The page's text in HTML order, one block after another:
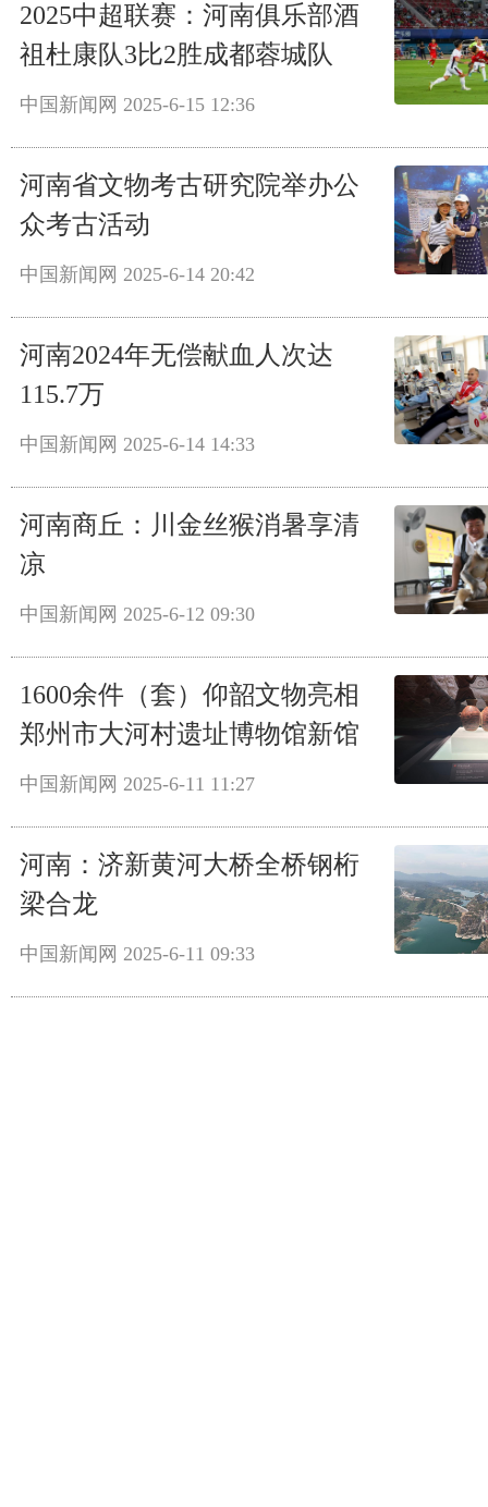
2025中超联赛：河南俱乐部酒
祖杜康队3比2胜成都蓉城队
中国新闻网 2025-6-15 12:36
河南省文物考古研究院举办公
众考古活动
中国新闻网 2025-6-14 20:42
河南2024年无偿献血人次达
115.7万
中国新闻网 2025-6-14 14:33
河南商丘：川金丝猴消暑享清
凉
中国新闻网 2025-6-12 09:30
1600余件（套）仰韶文物亮相
郑州市大河村遗址博物馆新馆
中国新闻网 2025-6-11 11:27
河南：济新黄河大桥全桥钢桁
梁合龙
中国新闻网 2025-6-11 09:33